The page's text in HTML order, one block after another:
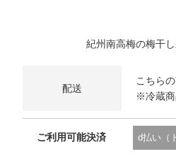
紀州南高梅の梅干
配送
こちら
※冷蔵商
ご利用可能決済 d払い（